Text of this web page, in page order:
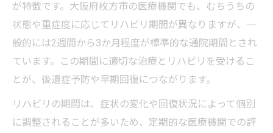
が特徴です。大阪府枚方市の医療機関でも、むちうちの
状態や重症度に応じてリハビリ期間が異なりますが、一
般的には2週間から3か月程度が標準的な通院期間とされ
ています。この期間に適切な治療とリハビリを受けるこ
とが、後遺症予防や早期回復につながります。
リハビリの期間は、症状の変化や回復状況によって個別
に調整されることが多いため、定期的な医療機関での評